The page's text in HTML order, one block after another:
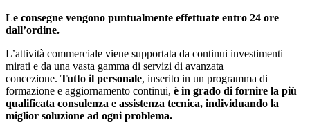
Le consegne vengono puntualmente effettuate entro 24 ore
dall’ordine.
L’attività commerciale viene supportata da continui investimenti
mirati e da una vasta gamma di servizi di avanzata
concezione. Tutto il personale, inserito in un programma di
formazione e aggiornamento continui, è in grado di fornire la più
qualificata consulenza e assistenza tecnica, individuando la
miglior soluzione ad ogni problema.